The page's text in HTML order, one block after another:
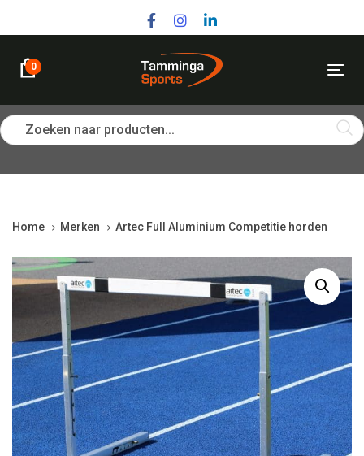
navigation
content
0
Zoeken naar producten...
Home Merken Artec Full Aluminium Competitie horden
Artec
Full
Aluminium
Competitie
horden
quantity